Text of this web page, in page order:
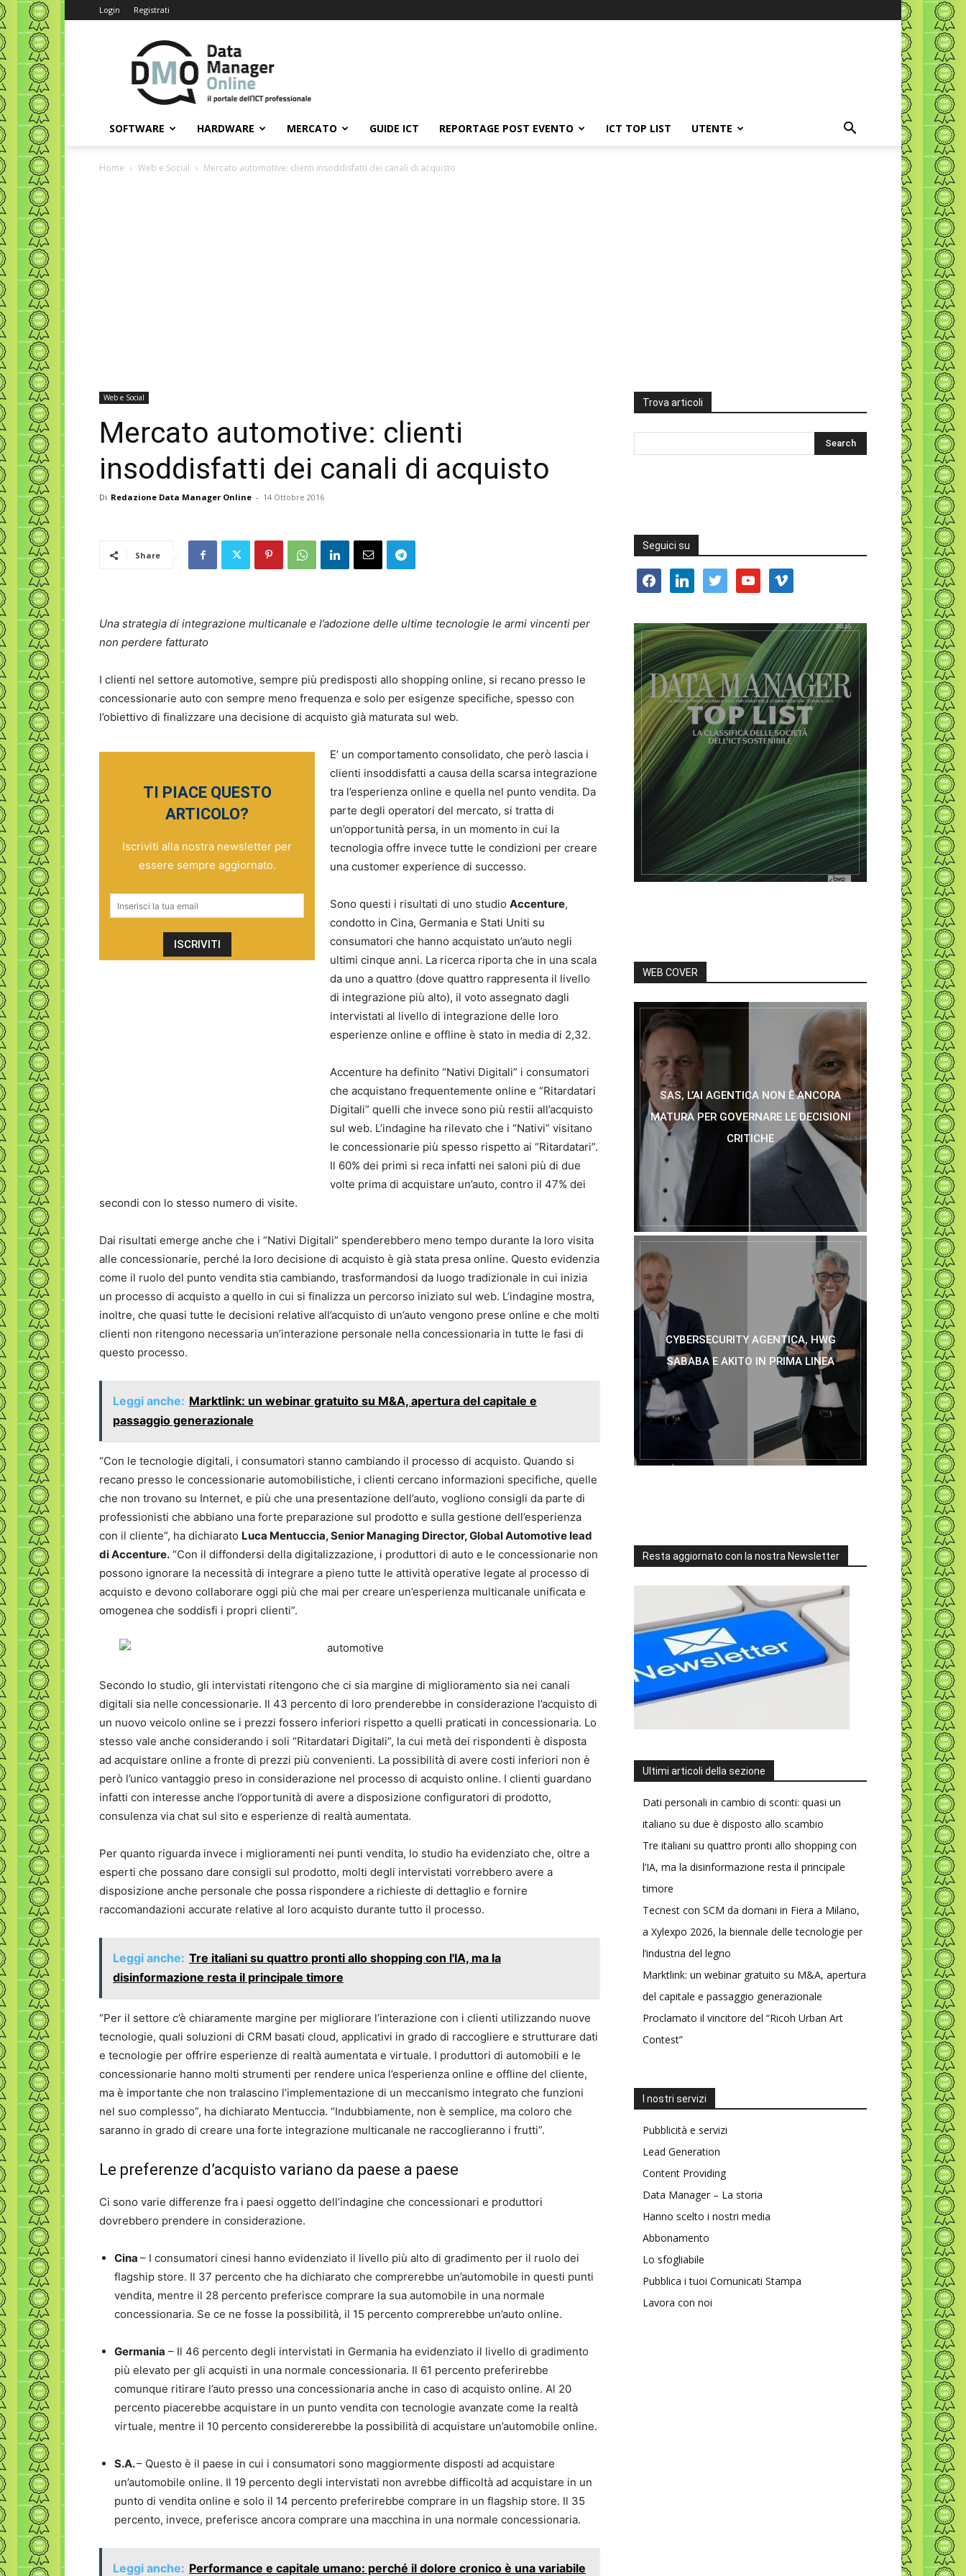
Login Registrati
Data
Manager
Online
SOFTWARE HARDWARE MERCATO GUIDE ICT REPORTAGE POST EVENTO ICT TOP LIST UTENTE
Home Web e Social Mercato automotive: clienti insoddisfatti dei canali di acquisto
Web e Social
Mercato automotive: clienti
insoddisfatti dei canali di acquisto
Di Redazione Data Manager Online - 14 Ottobre 2016
Share
Una strategia di integrazione multicanale e l’adozione delle ultime tecnologie le armi vincenti per
non perdere fatturato
I clienti nel settore automotive, sempre più predisposti allo shopping online, si recano presso le
concessionarie auto con sempre meno frequenza e solo per esigenze specifiche, spesso con
l’obiettivo di finalizzare una decisione di acquisto già maturata sul web.
TI PIACE QUESTO
ARTICOLO?
Iscriviti alla nostra newsletter per
essere sempre aggiornato.
E’ un comportamento consolidato, che però lascia i
clienti insoddisfatti a causa della scarsa integrazione
tra l’esperienza online e quella nel punto vendita. Da
parte degli operatori del mercato, si tratta di
un’opportunità persa, in un momento in cui la
tecnologia offre invece tutte le condizioni per creare
una customer experience di successo.
Sono questi i risultati di uno studio Accenture,
condotto in Cina, Germania e Stati Uniti su
consumatori che hanno acquistato un’auto negli
ultimi cinque anni. La ricerca riporta che in una scala
da uno a quattro (dove quattro rappresenta il livello
di integrazione più alto), il voto assegnato dagli
intervistati al livello di integrazione delle loro
esperienze online e offline è stato in media di 2,32.
Accenture ha definito “Nativi Digitali” i consumatori
che acquistano frequentemente online e “Ritardatari
Digitali” quelli che invece sono più restii all’acquisto
sul web. L’indagine ha rilevato che i “Nativi” visitano
le concessionarie più spesso rispetto ai “Ritardatari”.
Il 60% dei primi si reca infatti nei saloni più di due
volte prima di acquistare un’auto, contro il 47% dei
secondi con lo stesso numero di visite.
Dai risultati emerge anche che i “Nativi Digitali” spenderebbero meno tempo durante la loro visita
alle concessionarie, perché la loro decisione di acquisto è già stata presa online. Questo evidenzia
come il ruolo del punto vendita stia cambiando, trasformandosi da luogo tradizionale in cui inizia
un processo di acquisto a quello in cui si finalizza un percorso iniziato sul web. L’indagine mostra,
inoltre, che quasi tutte le decisioni relative all’acquisto di un’auto vengono prese online e che molti
clienti non ritengono necessaria un’interazione personale nella concessionaria in tutte le fasi di
questo processo.
Leggi anche: Marktlink: un webinar gratuito su M&A, apertura del capitale e
passaggio generazionale
“Con le tecnologie digitali, i consumatori stanno cambiando il processo di acquisto. Quando si
recano presso le concessionarie automobilistiche, i clienti cercano informazioni specifiche, quelle
che non trovano su Internet, e più che una presentazione dell’auto, vogliono consigli da parte di
professionisti che abbiano una forte preparazione sul prodotto e sulla gestione dell’esperienza
con il cliente”, ha dichiarato Luca Mentuccia, Senior Managing Director, Global Automotive lead
di Accenture. “Con il diffondersi della digitalizzazione, i produttori di auto e le concessionarie non
possono ignorare la necessità di integrare a pieno tutte le attività operative legate al processo di
acquisto e devono collaborare oggi più che mai per creare un’esperienza multicanale unificata e
omogenea che soddisfi i propri clienti”.
Secondo lo studio, gli intervistati ritengono che ci sia margine di miglioramento sia nei canali
digitali sia nelle concessionarie. Il 43 percento di loro prenderebbe in considerazione l’acquisto di
un nuovo veicolo online se i prezzi fossero inferiori rispetto a quelli praticati in concessionaria. Lo
stesso vale anche considerando i soli “Ritardatari Digitali”, la cui metà dei rispondenti è disposta
ad acquistare online a fronte di prezzi più convenienti. La possibilità di avere costi inferiori non è
però l’unico vantaggio preso in considerazione nel processo di acquisto online. I clienti guardano
infatti con interesse anche l’opportunità di avere a disposizione configuratori di prodotto,
consulenza via chat sul sito e esperienze di realtà aumentata.
Per quanto riguarda invece i miglioramenti nei punti vendita, lo studio ha evidenziato che, oltre a
esperti che possano dare consigli sul prodotto, molti degli intervistati vorrebbero avere a
disposizione anche personale che possa rispondere a richieste di dettaglio e fornire
raccomandazioni accurate relative al loro acquisto durante tutto il processo.
Leggi anche: Tre italiani su quattro pronti allo shopping con l'IA, ma la
disinformazione resta il principale timore
“Per il settore c’è chiaramente margine per migliorare l’interazione con i clienti utilizzando nuove
tecnologie, quali soluzioni di CRM basati cloud, applicativi in grado di raccogliere e strutturare dati
e tecnologie per offrire esperienze di realtà aumentata e virtuale. I produttori di automobili e le
concessionarie hanno molti strumenti per rendere unica l’esperienza online e offline del cliente,
ma è importante che non tralascino l’implementazione di un meccanismo integrato che funzioni
nel suo complesso”, ha dichiarato Mentuccia. “Indubbiamente, non è semplice, ma coloro che
saranno in grado di creare una forte integrazione multicanale ne raccoglieranno i frutti”.
Le preferenze d’acquisto variano da paese a paese
Ci sono varie differenze fra i paesi oggetto dell’indagine che concessionari e produttori
dovrebbero prendere in considerazione.
Cina – I consumatori cinesi hanno evidenziato il livello più alto di gradimento per il ruolo dei
flagship store. Il 37 percento che ha dichiarato che comprerebbe un’automobile in questi punti
vendita, mentre il 28 percento preferisce comprare la sua automobile in una normale
concessionaria. Se ce ne fosse la possibilità, il 15 percento comprerebbe un’auto online.
Germania – Il 46 percento degli intervistati in Germania ha evidenziato il livello di gradimento
più elevato per gli acquisti in una normale concessionaria. Il 61 percento preferirebbe
comunque ritirare l’auto presso una concessionaria anche in caso di acquisto online. Al 20
percento piacerebbe acquistare in un punto vendita con tecnologie avanzate come la realtà
virtuale, mentre il 10 percento considererebbe la possibilità di acquistare un’automobile online.
S.A.– Questo è il paese in cui i consumatori sono maggiormente disposti ad acquistare
un’automobile online. Il 19 percento degli intervistati non avrebbe difficoltà ad acquistare in un
punto di vendita online e solo il 14 percento preferirebbe comprare in un flagship store. Il 35
percento, invece, preferisce ancora comprare una macchina in una normale concessionaria.
Leggi anche: Performance e capitale umano: perché il dolore cronico è una variabile
Trova articoli
Seguici su
facebooklinkedin twitter youtube vimeo
WEB COVER
SAS, L’AI AGENTICA NON È ANCORA
MATURA PER GOVERNARE LE DECISIONI
CRITICHE
CYBERSECURITY AGENTICA, HWG
SABABA E AKITO IN PRIMA LINEA
Resta aggiornato con la nostra Newsletter
Ultimi articoli della sezione
Dati personali in cambio di sconti: quasi un
italiano su due è disposto allo scambio
Tre italiani su quattro pronti allo shopping con
l’IA, ma la disinformazione resta il principale
timore
Tecnest con SCM da domani in Fiera a Milano,
a Xylexpo 2026, la biennale delle tecnologie per
l’industria del legno
Marktlink: un webinar gratuito su M&A, apertura
del capitale e passaggio generazionale
Proclamato il vincitore del “Ricoh Urban Art
Contest”
I nostri servizi
Pubblicità e servizi
Lead Generation
Content Providing
Data Manager – La storia
Hanno scelto i nostri media
Abbonamento
Lo sfogliabile
Pubblica i tuoi Comunicati Stampa
Lavora con noi